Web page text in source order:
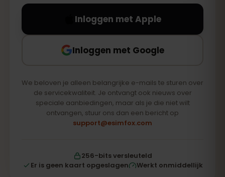
Inloggen met Apple
Inloggen met Google
We beloven je alleen belangrijke e-mails te sturen over
de servicekwaliteit. Je ontvangt ook nieuws over
speciale aanbiedingen, maar als je die niet wilt
ontvangen, stuur ons dan een bericht op
support@esimfox.com
256-bits versleuteld
Er is geen kaart opgeslagen
Werkt onmiddellijk